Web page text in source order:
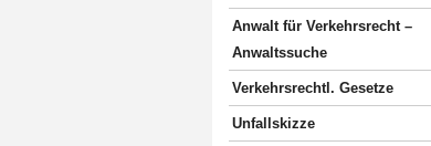
Anwalt für Verkehrsrecht –
Anwaltssuche
Verkehrsrechtl. Gesetze
Unfallskizze